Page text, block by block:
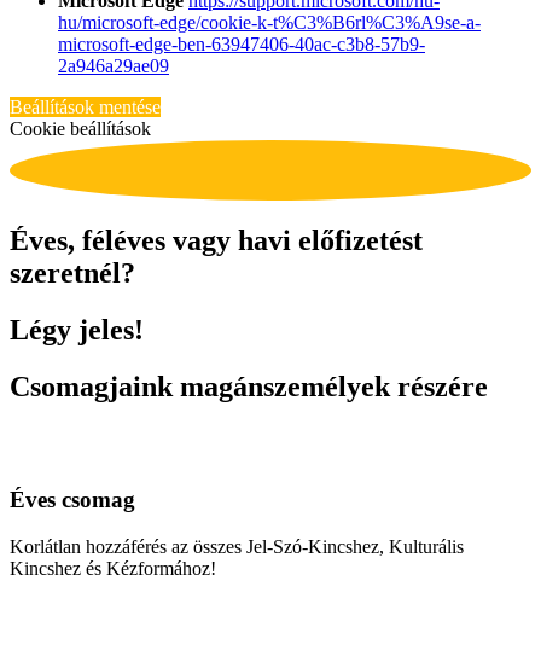
hu/microsoft-edge/cookie-k-t%C3%B6rl%C3%A9se-a-
microsoft-edge-ben-63947406-40ac-c3b8-57b9-
2a946a29ae09
Beállítások mentése
Cookie beállítások
Éves, féléves vagy havi előfizetést
szeretnél?
Légy jeles!
Csomagjaink magánszemélyek részére
Éves csomag
Korlátlan hozzáférés az összes Jel-Szó-Kincshez, Kulturális
Kincshez és Kézformához!